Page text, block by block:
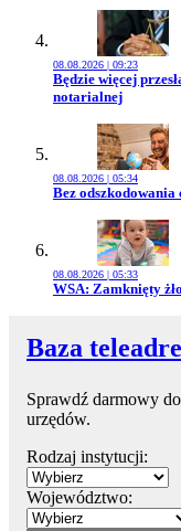
08.08.2026 | 09:23
Przejdź do artykułu:
Będzie więcej
notarialnej
08.08.2026 | 05:34
Przejdź do artykułu:
Bez
08.08.2026 | 05:33
Przejdź do artykułu:
WSA: Zamknięty
Baza
Sprawdź darmowy
urzędów.
Rodzaj instytucji:
Województwo: